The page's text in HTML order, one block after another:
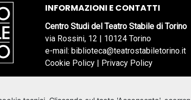
INFORMAZIONI E CONTATTI
Centro Studi del Teatro Stabile di Torino
via Rossini, 12 | 10124 Torino
e-mail: biblioteca@teatrostabiletorino.it
Cookie Policy | Privacy Policy